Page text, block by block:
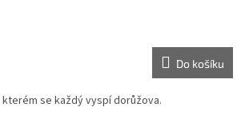
Do košíku
se každý vyspí dorůžova.